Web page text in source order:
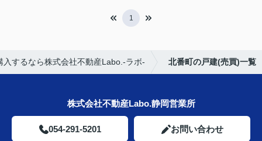
1
入するなら株式会社不動産Labo.-ラボ- 北番町の戸建(売買)一覧
株式会社不動産Labo.静岡営業所
054-291-5201 お問い合わせ